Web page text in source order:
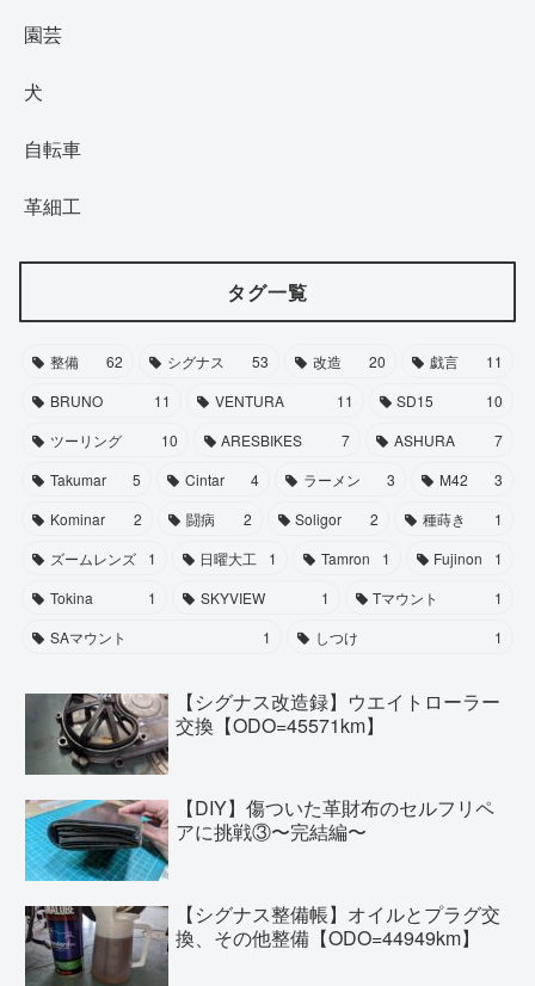
園芸
犬
自転車
革細工
タグ一覧
整備 62 シグナス 53 改造 20 戯言
11
BRUNO
11 VENTURA 11 SD15
10
ツーリング
10 ARESBIKES 7 ASHURA
7
Takumar
5 Cintar 4 ラーメン 3 M42
3
Kominar
2 闘病 2 Soligor 2 種蒔き
1
ズームレンズ
1 日曜大工 1 Tamron 1 Fujinon
1
Tokina
1 SKYVIEW 1 Tマウント
1
SAマウント
1 しつけ 1
【シグナス改造録】ウエイトローラー
交換【ODO=45571km】
【DIY】傷ついた革財布のセルフリペ
アに挑戦③〜完結編〜
【シグナス整備帳】オイルとプラグ交
換、その他整備【ODO=44949km】